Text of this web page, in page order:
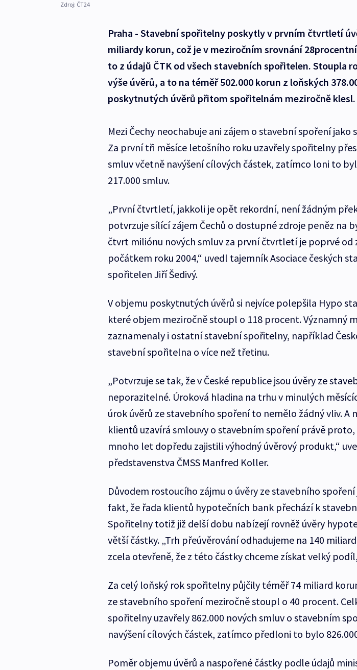
Zdroj: ČT24
Praha - Stavební spořitelny poskytly v prvním čtvrtletí
miliardy korun, což je v meziročním srovnání
to z údajů ČTK od všech stavebních spořitelen. Stoupla
výše úvěrů, a to na téměř 502.000 korun z loňských
poskytnutých úvěrů přitom spořitelnám meziročně klesl.
Mezi Čechy neochabuje ani zájem o stavební spoření
Za první tři měsíce letošního roku uzavřely spořitelny přes
smluv včetně navýšení cílových částek, zatímco loni to
217.000 smluv.
„První čtvrtletí, jakkoli je opět rekordní, není žádným
potvrzuje sílící zájem Čechů o dostupné zdroje peněz na
čtvrt miliónu nových smluv za první čtvrtletí je poprvé od
počátkem roku 2004,“ uvedl tajemník Asociace českých
spořitelen Jiří Šedivý.
V objemu poskytnutých úvěrů si nejvíce polepšila Hypo
které objem meziročně stoupl o 118 procent. Významný
zaznamenaly i ostatní stavební spořitelny, například
stavební spořitelna o více než třetinu.
„Potvrzuje se tak, že v České republice jsou úvěry ze
neporazitelné. Úroková hladina na trhu v minulých
úrok úvěrů ze stavebního spoření to nemělo žádný vliv. A
klientů uzavírá smlouvy o stavebním spoření právě proto,
mnoho let dopředu zajistili výhodný úvěrový produkt,“
představenstva ČMSS Manfred Koller.
Důvodem rostoucího zájmu o úvěry ze stavebního
fakt, že řada klientů hypotečních bank přechází k
Spořitelny totiž již delší dobu nabízejí rovněž úvěry
větší částky. „Trh přeúvěrování odhadujeme na 140
zcela otevřeně, že z této částky chceme získat velký
Za celý loňský rok spořitelny půjčily téměř 74 miliard
ze stavebního spoření meziročně stoupl o 40 procent.
spořitelny uzavřely 862.000 nových smluv o stavebním
navýšení cílových částek, zatímco předloni to bylo
Poměr objemu úvěrů a naspořené částky podle údajů